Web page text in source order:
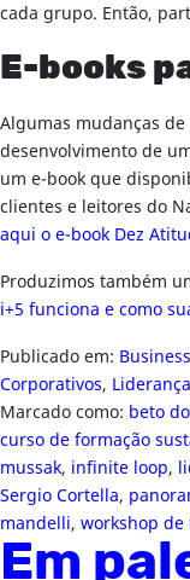
cada grupo. Então,
E-books
Algumas mudanças
desenvolvimento de
um e-book que
clientes e leitores do
aqui o e-book Dez
Produzimos também
i+5 funciona e como
Publicado em:
Corporativos, Liderança
Marcado como: beto
curso de formação
mussak, infinite loop,
Sergio Cortella,
mandelli, workshop de
Em